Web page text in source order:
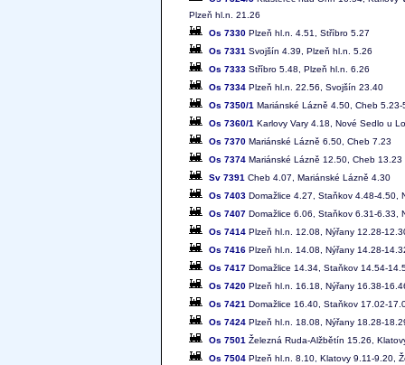
Plzeň hl.n. 21.26
Os 7330 Plzeň hl.n. 4.51, Stříbro 5.27
Os 7331 Svojšín 4.39, Plzeň hl.n. 5.26
Os 7333 Stříbro 5.48, Plzeň hl.n. 6.26
Os 7334 Plzeň hl.n. 22.56, Svojšín 23.40
Os 7350/1 Mariánské Lázně 4.50, Cheb
Os 7360/1 Karlovy Vary 4.18, Nové Sedlo u
Os 7370 Mariánské Lázně 6.50, Cheb 7.23
Os 7374 Mariánské Lázně 12.50, Cheb 13.23
Sv 7391 Cheb 4.07, Mariánské Lázně 4.30
Os 7403 Domažlice 4.27, Staňkov 4.48-4.50,
Os 7407 Domažlice 6.06, Staňkov 6.31-6.33,
Os 7414 Plzeň hl.n. 12.08, Nýřany 12.28-
Os 7416 Plzeň hl.n. 14.08, Nýřany 14.28-
Os 7417 Domažlice 14.34, Staňkov 14.54-
Os 7420 Plzeň hl.n. 16.18, Nýřany 16.38-
Os 7421 Domažlice 16.40, Staňkov 17.02-
Os 7424 Plzeň hl.n. 18.08, Nýřany 18.28-
Os 7501 Železná Ruda-Alžbětín 15.26,
Os 7504 Plzeň hl.n. 8.10, Klatovy 9.11-9.20,